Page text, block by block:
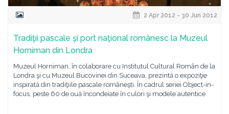
2 Apr 2012 - 30 Jun 2012
Tradiţii pascale şi port naţional românesc la Muzeul
Horniman din Londra
Muzeul Horniman, în colaborare cu Institutul Cultural Român de la
Londra şi cu Muzeul Bucovinei din Suceava, prezintă o expoziţie
inspirată din tradiţiile pascale româneşti. În cadrul seriei Object-in-
focus, peste 60 de ouă încondeiate în culori şi modele autentice